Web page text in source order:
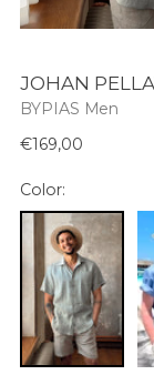
JOHAN
BYPIAS Men
Normaali
€169,00
Color: